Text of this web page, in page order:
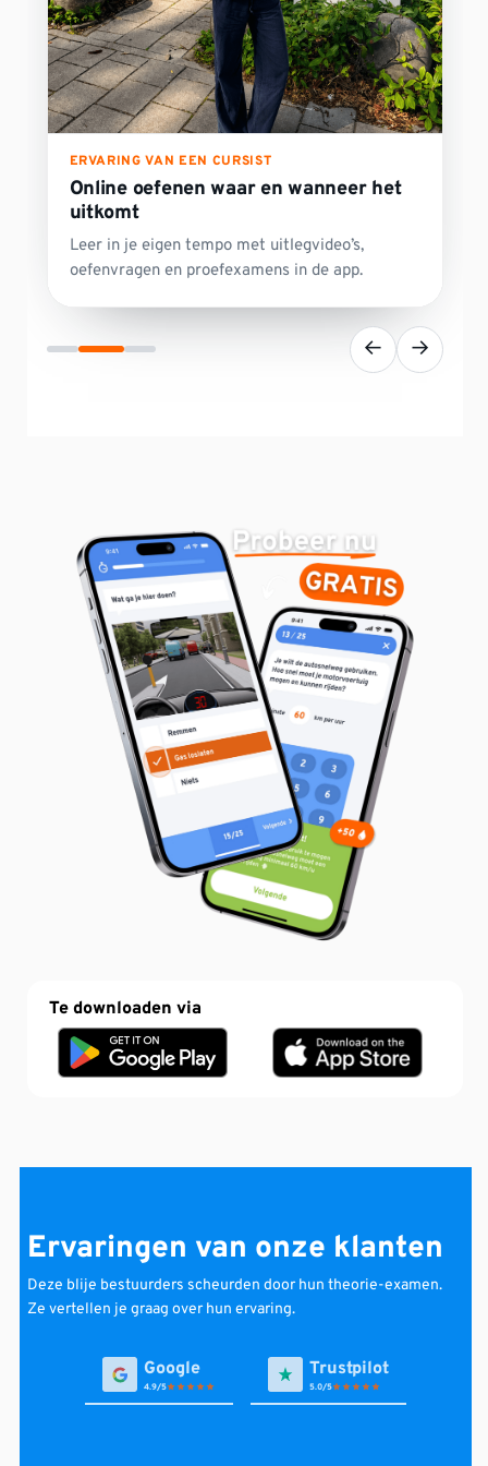
ERVARING VAN EEN CURSIST
Online oefenen waar en wanneer het
uitkomt
Leer in je eigen tempo met uitlegvideo’s,
oefenvragen en proefexamens in de app.
← →
Te downloaden via
Ervaringen van onze klanten
Deze blije bestuurders scheurden door hun theorie-examen.
Ze vertellen je graag over hun ervaring.
4.9 5.0